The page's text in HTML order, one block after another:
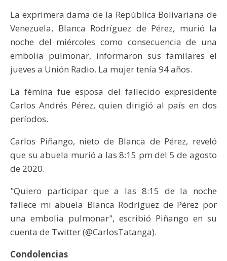
La exprimera dama de la República Bolivariana de
Venezuela, Blanca Rodríguez de Pérez, murió la
noche del miércoles como consecuencia de una
embolia pulmonar, informaron sus familares el
jueves a Unión Radio. La mujer tenía 94 años.
La fémina fue esposa del fallecido expresidente
Carlos Andrés Pérez, quien dirigió al país en dos
períodos.
Carlos Piñango, nieto de Blanca de Pérez, reveló
que su abuela murió a las 8:15 pm del 5 de agosto
de 2020.
"Quiero participar que a las 8:15 de la noche
fallece mi abuela Blanca Rodríguez de Pérez por
una embolia pulmonar", escribió Piñango en su
cuenta de Twitter (@CarlosTatanga).
Condolencias